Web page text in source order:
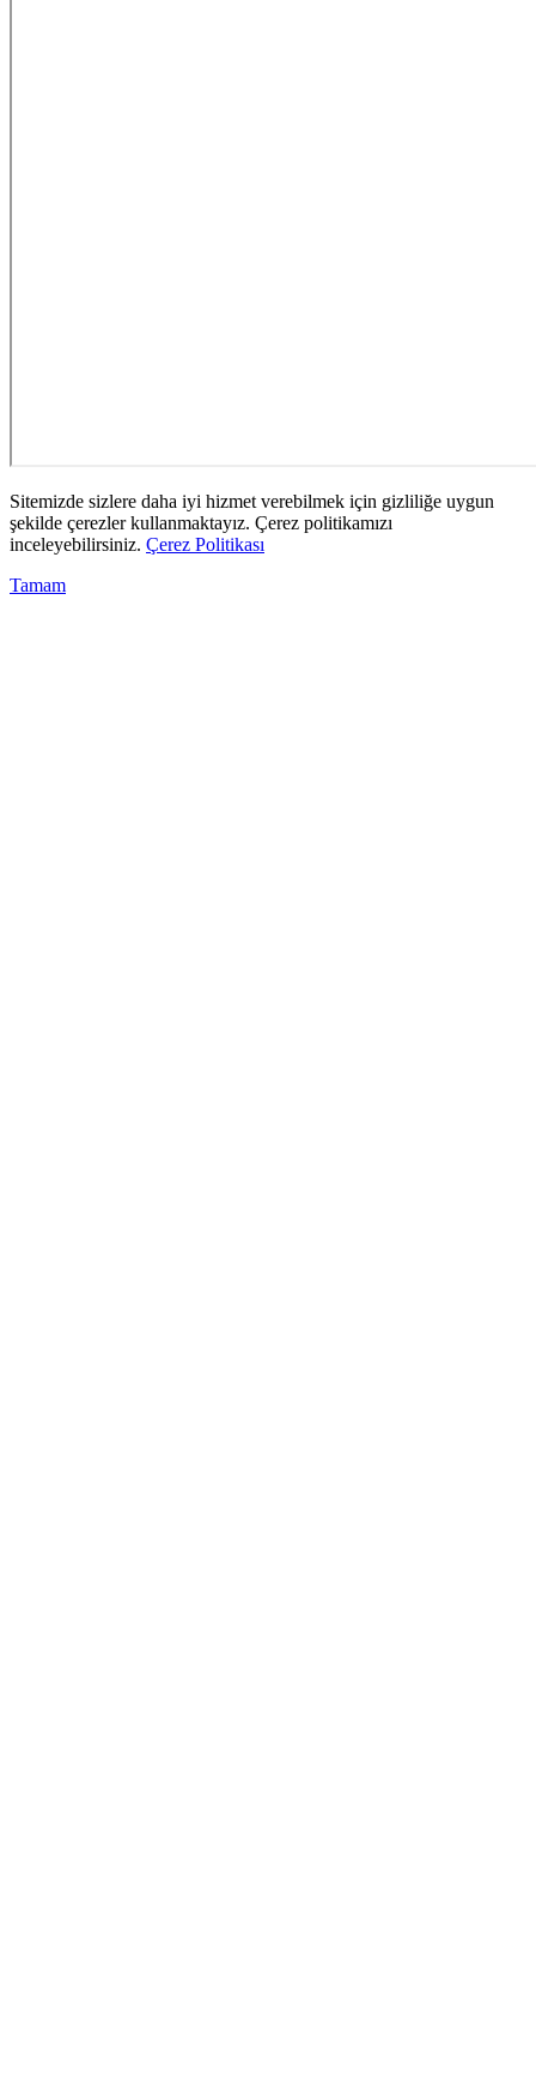
Sitemizde sizlere daha iyi hizmet verebilmek için gizliliğe uygun
şekilde çerezler kullanmaktayız. Çerez politikamızı
inceleyebilirsiniz. Çerez Politikası
Tamam